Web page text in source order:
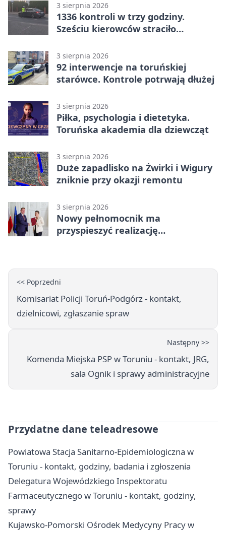
3 sierpnia 2026
1336 kontroli w trzy godziny.
Sześciu kierowców straciło
3 sierpnia 2026
92 interwencje na toruńskiej
starówce. Kontrole potrwają dłużej
3 sierpnia 2026
Piłka, psychologia i dietetyka.
Toruńska akademia dla dziewcząt
3 sierpnia 2026
Duże zapadlisko na Żwirki i Wigury
zniknie przy okazji remontu
3 sierpnia 2026
Nowy pełnomocnik ma
przyspieszyć realizację
<< Poprzedni
Komisariat Policji Toruń-Podgórz - kontakt,
dzielnicowi, zgłaszanie spraw
Następny >>
Komenda Miejska PSP w Toruniu - kontakt, JRG,
sala Ognik i sprawy administracyjne
Przydatne dane teleadresowe
Powiatowa Stacja Sanitarno-Epidemiologiczna w
Toruniu - kontakt, godziny, badania i zgłoszenia
Delegatura Wojewódzkiego Inspektoratu
Farmaceutycznego w Toruniu - kontakt, godziny,
sprawy
Kujawsko-Pomorski Ośrodek Medycyny Pracy w